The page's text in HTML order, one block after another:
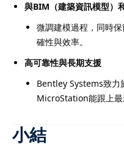
與BIM（建築資訊模型）
微調建模過程，同時
確性與效率。
高可靠性與長期支援
Bentley Systems致力
MicroStation能跟上最
小結